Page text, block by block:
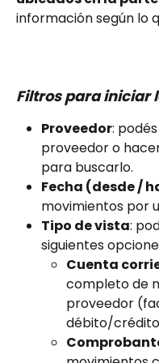
información según lo
Filtros para iniciar
Proveedor:
proveedor o
para buscarlo.
Fecha (desde /
movimientos por
Tipo de vista:
siguientes
Cuenta
completo de
proveedor
débito/